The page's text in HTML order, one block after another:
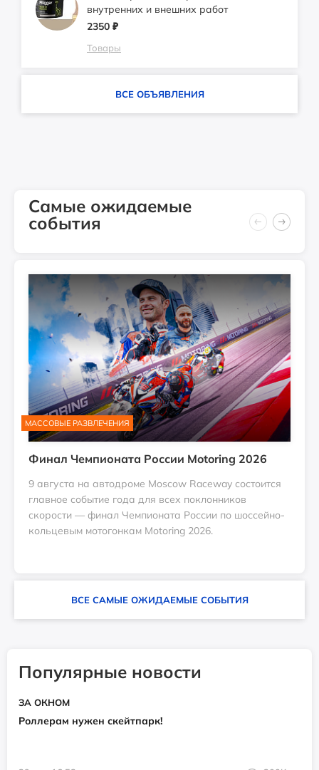
внутренних и внешних работ
2350 ₽
Товары
ВСЕ ОБЪЯВЛЕНИЯ
Самые ожидаемые
события
МАССОВЫЕ РАЗВЛЕЧЕНИЯ
Финал Чемпионата России Motoring 2026
9 августа на автодроме Moscow Raceway состоится
главное событие года для всех поклонников
скорости — финал Чемпионата России по шоссейно-
кольцевым мотогонкам Motoring 2026.
ВСЕ САМЫЕ ОЖИДАЕМЫЕ СОБЫТИЯ
Популярные новости
ЗА ОКНОМ
Роллерам нужен скейтпарк!